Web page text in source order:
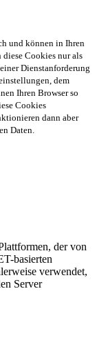
und können in Ihren
Cookies nur als
Dienstanforderung
dem
Ihren Browser so
Cookies
dann aber
Daten.
der von
basierten
verwendet,
Server